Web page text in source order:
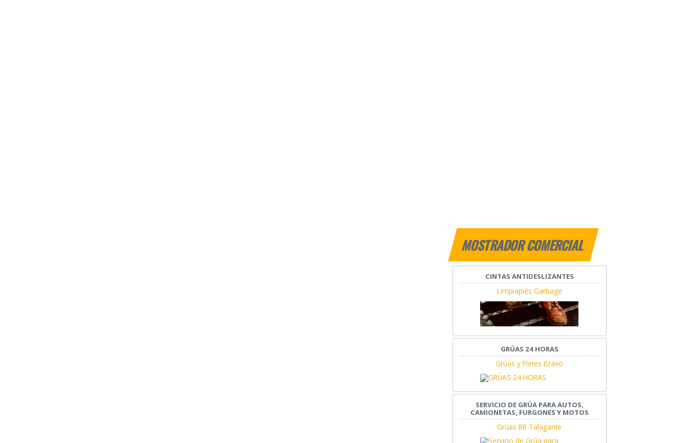
MOSTRADOR COMERCIAL
CINTAS ANTIDESLIZANTES
Limpiapiés Garbage
GRÚAS 24 HORAS
Grúas y Fletes Bravo
SERVICIO DE GRÚA PARA AUTOS,
CAMIONETAS, FURGONES Y MOTOS
Grúas RR Talagante